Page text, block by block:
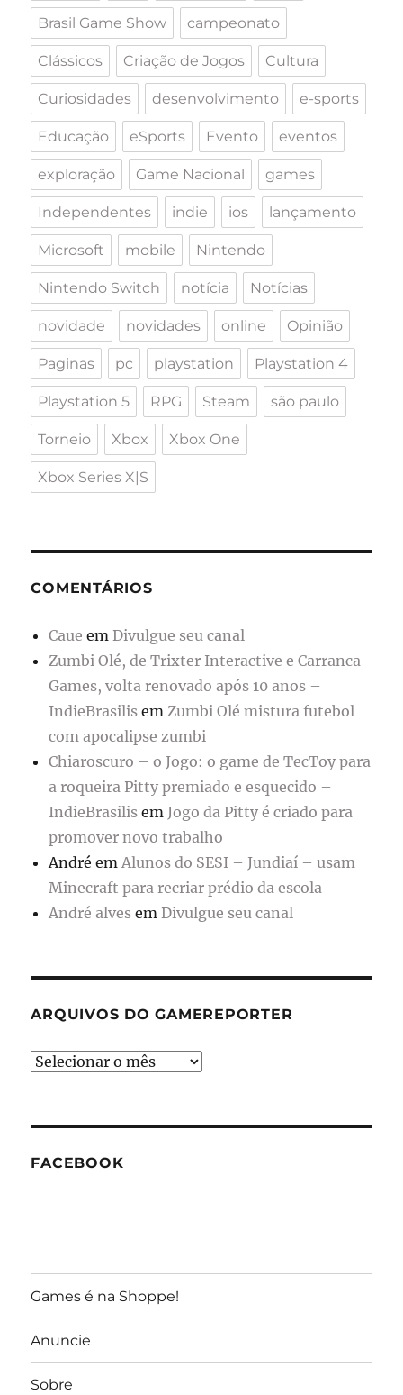
Brasil Game Show campeonato
Clássicos Criação de Jogos Cultura
Curiosidades desenvolvimento e-sports
Educação eSports Evento eventos
exploração Game Nacional games
Independentes indie ios lançamento
Microsoft mobile Nintendo
Nintendo Switch notícia Notícias
novidade novidades online Opinião
Paginas pc playstation Playstation 4
Playstation 5 RPG Steam são paulo
Torneio Xbox Xbox One
Xbox Series X|S
COMENTÁRIOS
Caue emDivulgue seu canal
Zumbi Olé, de Trixter Interactive e Carranca
Games, volta renovado após 10 anos –
IndieBrasilis emZumbi Olé mistura futebol
com apocalipse zumbi
Chiaroscuro – o Jogo: o game de TecToy para
a roqueira Pitty premiado e esquecido –
IndieBrasilis em Jogo da Pitty é criado para
promover novo trabalho
André emAlunos do SESI – Jundiaí – usam
Minecraft para recriar prédio da escola
André alves emDivulgue seu canal
ARQUIVOS DO GAMEREPORTER
Arquivos
FACEBOOK
Games é na Shoppe!
Anuncie
Sobre